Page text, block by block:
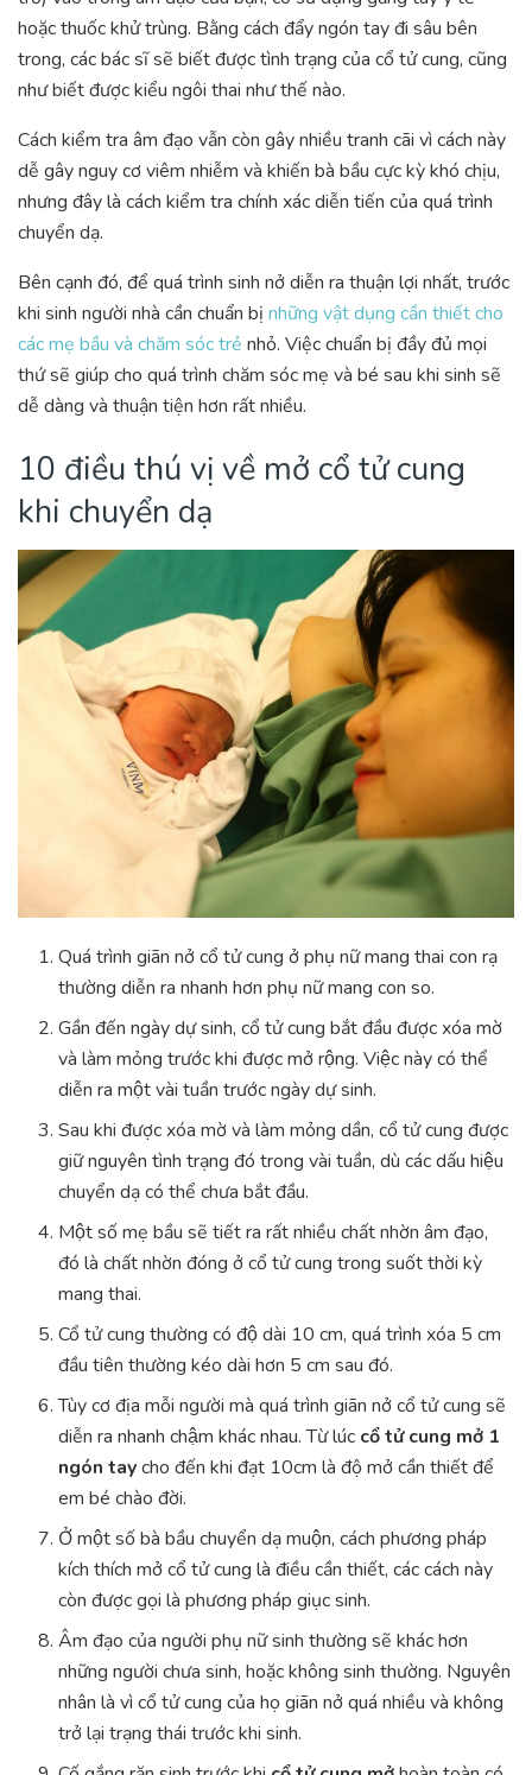
hoặc thuốc khử trùng. Bằng cách đẩy ngón tay đi sâu bên
trong, các bác sĩ sẽ biết được tình trạng của cổ tử cung, cũng
như biết được kiểu ngôi thai như thế nào.
Cách kiểm tra âm đạo vẫn còn gây nhiều tranh cãi vì cách này
dễ gây nguy cơ viêm nhiễm và khiến bà bầu cực kỳ khó chịu,
nhưng đây là cách kiểm tra chính xác diễn tiến của quá trình
chuyển dạ.
Bên cạnh đó, để quá trình sinh nở diễn ra thuận lợi nhất, trước
khi sinh người nhà cần chuẩn bị những vật dụng cần thiết cho
các mẹ bầu và chăm sóc trẻ nhỏ. Việc chuẩn bị đầy đủ mọi
thứ sẽ giúp cho quá trình chăm sóc mẹ và bé sau khi sinh sẽ
dễ dàng và thuận tiện hơn rất nhiều.
10 điều thú vị về mở cổ tử cung
khi chuyển dạ
Quá trình giãn nở cổ tử cung ở phụ nữ mang thai con rạ
thường diễn ra nhanh hơn phụ nữ mang con so.
Gần đến ngày dự sinh, cổ tử cung bắt đầu được xóa mờ
và làm mỏng trước khi được mở rộng. Việc này có thể
diễn ra một vài tuần trước ngày dự sinh.
Sau khi được xóa mờ và làm mỏng dần, cổ tử cung được
giữ nguyên tình trạng đó trong vài tuần, dù các dấu hiệu
chuyển dạ có thể chưa bắt đầu.
Một số mẹ bầu sẽ tiết ra rất nhiều chất nhờn âm đạo,
đó là chất nhờn đóng ở cổ tử cung trong suốt thời kỳ
mang thai.
Cổ tử cung thường có độ dài 10 cm, quá trình xóa 5 cm
đầu tiên thường kéo dài hơn 5 cm sau đó.
Tùy cơ địa mỗi người mà quá trình giãn nở cổ tử cung sẽ
diễn ra nhanh chậm khác nhau. Từ lúc cổ tử cung mở 1
ngón taycho đến khi đạt 10cm là độ mở cần thiết để
em bé chào đời.
Ở một số bà bầu chuyển dạ muộn, cách phương pháp
kích thích mở cổ tử cung là điều cần thiết, các cách này
còn được gọi là phương pháp giục sinh.
Âm đạo của người phụ nữ sinh thường sẽ khác hơn
những người chưa sinh, hoặc không sinh thường. Nguyên
nhân là vì cổ tử cung của họ giãn nở quá nhiều và không
trở lại trạng thái trước khi sinh.